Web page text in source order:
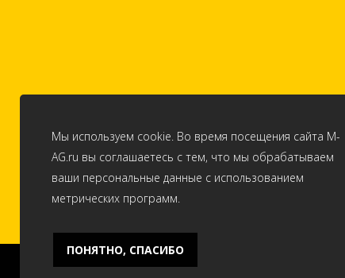
Мы используем cookie. Во время посещения сайта M-
AG.ru вы соглашаетесь с тем, что мы обрабатываем
ваши персональные данные с использованием
метрических программ.
ПОНЯТНО, СПАСИБО